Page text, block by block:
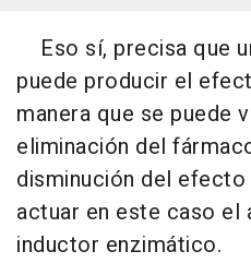
Eso sí, precisa que
puede producir el
manera que se puede
eliminación del
disminución del
actuar en este caso
inductor enzimático.